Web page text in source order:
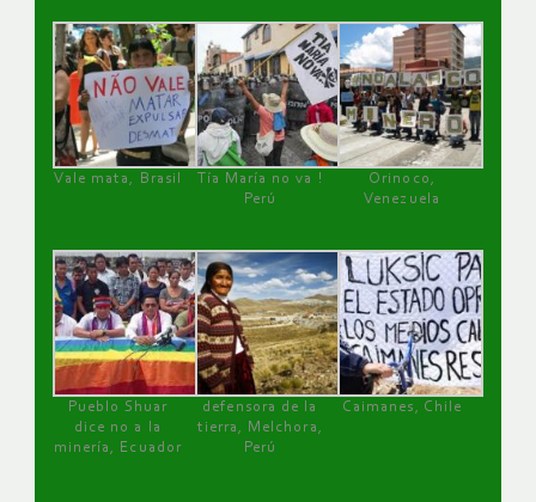
Vale mata, Brasil
Tía María no va !
Perú
Orinoco,
Venezuela
Pueblo Shuar
dice no a la
minería, Ecuador
defensora de la
tierra, Melchora,
Perú
Caimanes, Chile